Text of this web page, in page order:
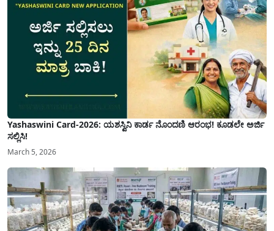
Yashaswini Card-2026: ಯಶಸ್ವಿನಿ ಕಾರ್ಡ ನೊಂದಣಿ ಆರಂಭ! ಕೂಡಲೇ ಅರ್ಜಿ
ಸಲ್ಲಿಸಿ!
March 5, 2026